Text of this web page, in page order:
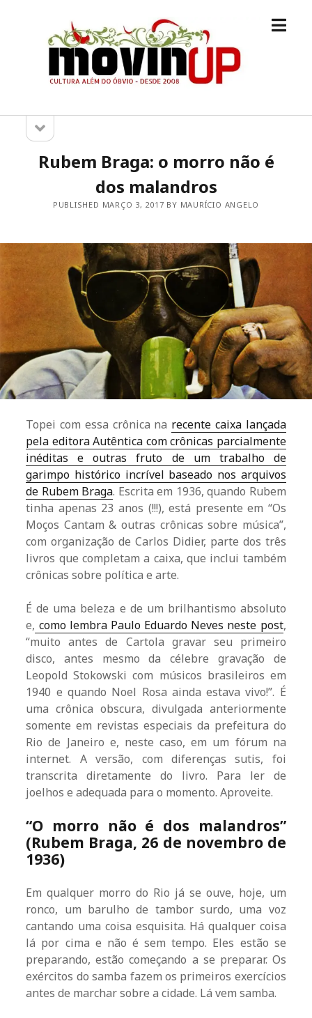
M.O.V.I.N
[UP]
open
Sidebarsidebar
Rubem Braga: o morro não é
dos malandros
PUBLISHED MARÇO 3, 2017 BY MAURÍCIO ANGELO
Topei com essa crônica na recente caixa lançada
pela editora Autêntica com crônicas parcialmente
inéditas e outras fruto de um trabalho de
garimpo histórico incrível baseado nos arquivos
de Rubem Braga. Escrita em 1936, quando Rubem
tinha apenas 23 anos (!!!), está presente em “Os
Moços Cantam & outras crônicas sobre música”,
com organização de Carlos Didier, parte dos três
livros que completam a caixa, que inclui também
crônicas sobre política e arte.
É de uma beleza e de um brilhantismo absoluto
e, como lembra Paulo Eduardo Neves neste post,
“muito antes de Cartola gravar seu primeiro
disco, antes mesmo da célebre gravação de
Leopold Stokowski com músicos brasileiros em
1940 e quando Noel Rosa ainda estava vivo!”. É
uma crônica obscura, divulgada anteriormente
somente em revistas especiais da prefeitura do
Rio de Janeiro e, neste caso, em um fórum na
internet. A versão, com diferenças sutis, foi
transcrita diretamente do livro. Para ler de
joelhos e adequada para o momento. Aproveite.
“O morro não é dos malandros”
(Rubem Braga, 26 de novembro de
1936)
Em qualquer morro do Rio já se ouve, hoje, um
ronco, um barulho de tambor surdo, uma voz
cantando uma coisa esquisita. Há qualquer coisa
lá por cima e não é sem tempo. Eles estão se
preparando, estão começando a se preparar. Os
exércitos do samba fazem os primeiros exercícios
antes de marchar sobre a cidade. Lá vem samba.